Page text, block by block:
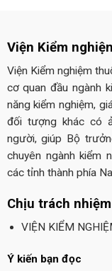
Viện Kiểm
Viện Kiểm nghiệm
cơ quan đầu ngành
năng kiểm nghiệm,
đối tượng khác có
người, giúp Bộ
chuyên ngành kiểm
các tỉnh thành phía
Chịu trách
VIỆN KIỂM
Ý kiến bạn đọc